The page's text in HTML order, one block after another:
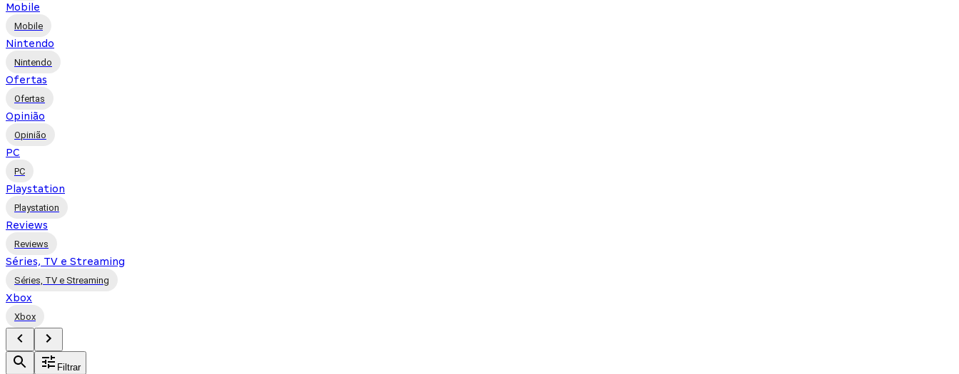
Mobile
Mobile
Nintendo
Nintendo
Ofertas
Ofertas
Opinião
Opinião
PC
PC
Playstation
Playstation
Reviews
Reviews
Séries, TV e Streaming
Séries, TV e Streaming
Xbox
Xbox
Filtrar